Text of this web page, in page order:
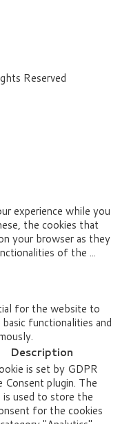
Reserved
experience while you
the cookies that
your browser as they
of the ...
for the website to
functionalities and
Description
is set by GDPR
Consent plugin. The
is used to store the
for the cookies